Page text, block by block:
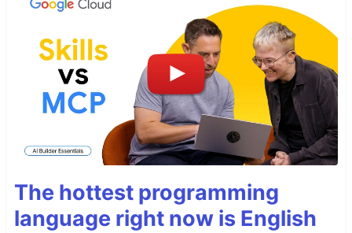
The hottest programming
language right now is English